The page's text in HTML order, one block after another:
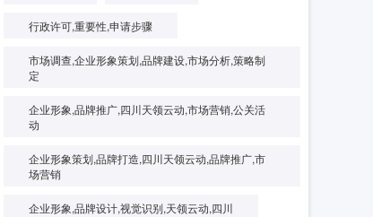
行政许可,重要性,申请步骤
市场调查,企业形象策划,品牌建设,市场分析,策略制
定
企业形象,品牌推广,四川天领云动,市场营销,公关活
动
企业形象策划,品牌打造,四川天领云动,品牌推广,市
场营销
企业形象,品牌设计,视觉识别,天领云动,四川